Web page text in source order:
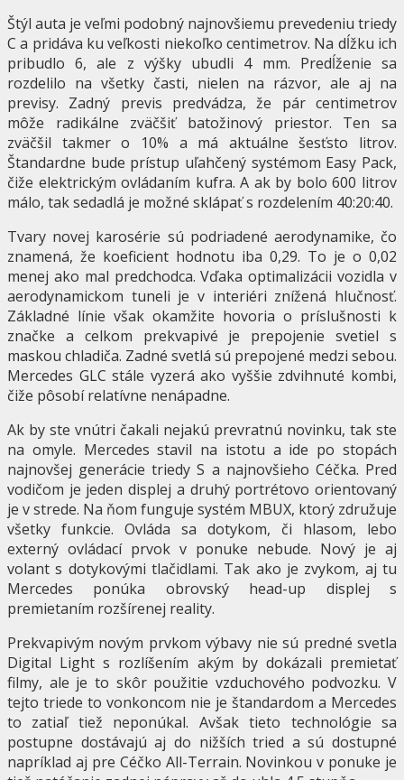
Štýl auta je veľmi podobný najnovšiemu prevedeniu triedy
C a pridáva ku veľkosti niekoľko centimetrov. Na dĺžku ich
pribudlo 6, ale z výšky ubudli 4 mm. Predĺženie sa
rozdelilo na všetky časti, nielen na rázvor, ale aj na
previsy. Zadný previs predvádza, že pár centimetrov
môže radikálne zväčšiť batožinový priestor. Ten sa
zväčšil takmer o 10% a má aktuálne šesťsto litrov.
Štandardne bude prístup uľahčený systémom Easy Pack,
čiže elektrickým ovládaním kufra. A ak by bolo 600 litrov
málo, tak sedadlá je možné sklápať s rozdelením 40:20:40.
Tvary novej karosérie sú podriadené aerodynamike, čo
znamená, že koeficient hodnotu iba 0,29. To je o 0,02
menej ako mal predchodca. Vďaka optimalizácii vozidla v
aerodynamickom tuneli je v interiéri znížená hlučnosť.
Základné línie však okamžite hovoria o príslušnosti k
značke a celkom prekvapivé je prepojenie svetiel s
maskou chladiča. Zadné svetlá sú prepojené medzi sebou.
Mercedes GLC stále vyzerá ako vyššie zdvihnuté kombi,
čiže pôsobí relatívne nenápadne.
Ak by ste vnútri čakali nejakú prevratnú novinku, tak ste
na omyle. Mercedes stavil na istotu a ide po stopách
najnovšej generácie triedy S a najnovšieho Céčka. Pred
vodičom je jeden displej a druhý portrétovo orientovaný
je v strede. Na ňom funguje systém MBUX, ktorý združuje
všetky funkcie. Ovláda sa dotykom, či hlasom, lebo
externý ovládací prvok v ponuke nebude. Nový je aj
volant s dotykovými tlačidlami. Tak ako je zvykom, aj tu
Mercedes ponúka obrovský head-up displej s
premietaním rozšírenej reality.
Prekvapivým novým prvkom výbavy nie sú predné svetla
Digital Light s rozlíšením akým by dokázali premietať
filmy, ale je to skôr použitie vzduchového podvozku. V
tejto triede to vonkoncom nie je štandardom a Mercedes
to zatiaľ tiež neponúkal. Avšak tieto technológie sa
postupne dostávajú aj do nižších tried a sú dostupné
napríklad aj pre Céčko All-Terrain. Novinkou v ponuke je